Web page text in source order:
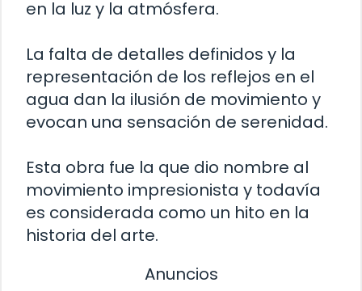
en la luz y la atmósfera.
La falta de detalles definidos y la
representación de los reflejos en el
agua dan la ilusión de movimiento y
evocan una sensación de serenidad.
Esta obra fue la que dio nombre al
movimiento impresionista y todavía
es considerada como un hito en la
historia del arte.
Anuncios